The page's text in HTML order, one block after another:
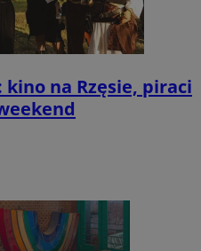
na Rzęsie, piraci